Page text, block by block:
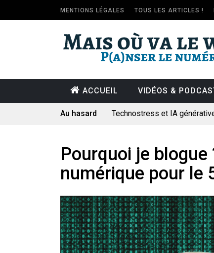
MENTIONS LÉGALES TOUS LES ARTICLES !
ACCUEIL VIDÉOS &
Au hasard
Technostress et IA
Le consultant : une lecture
Artemis II : objectif nul
Quand Mistral veut moraliser
Commentaire sur la
Les syndicats, (tout) contre
En Seine-et-Marne, le projet
unien »
Addendum sur les machines
Pourquoi je
numérique pour le